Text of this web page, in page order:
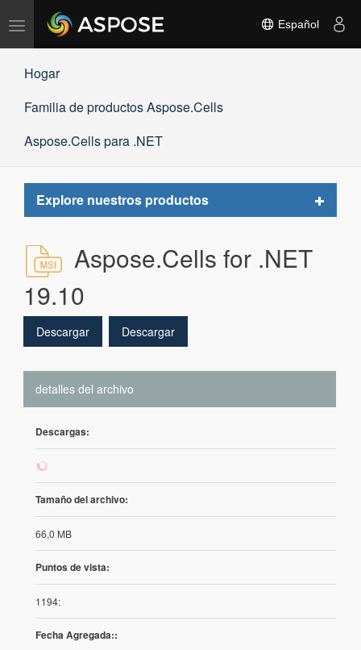
Alternar
navegación
Español
Hogar
Familia de productos Aspose.Cells
Aspose.Cells para .NET
Explore nuestros productos
Toggle
Aspose.Cells for .NET
19.10
Descargar Descargar
detalles del archivo
Descargas:
55
Tamaño del archivo:
66,0 MB
Puntos de vista:
1194:
Fecha Agregada::